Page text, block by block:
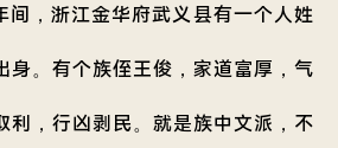
间，浙江金华府武义县有一个人姓
身。有个族侄王俊，家道富厚，气
利，行凶剥民。就是族中文派，不